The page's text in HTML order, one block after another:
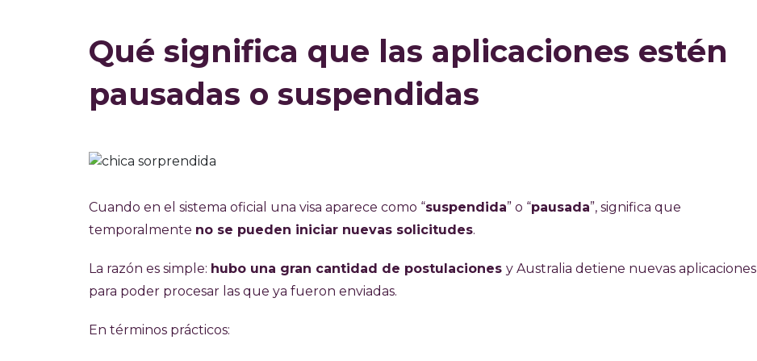
Qué significa que las aplicaciones estén
pausadas o suspendidas
Cuando en el sistema oficial una visa aparece como “suspendida” o “pausada”, significa que
temporalmente no se pueden iniciar nuevas solicitudes.
La razón es simple: hubo una gran cantidad de postulaciones y Australia detiene nuevas aplicaciones
para poder procesar las que ya fueron enviadas.
En términos prácticos: